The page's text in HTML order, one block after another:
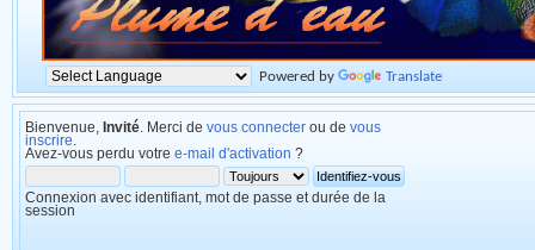
Powered by Translate
Bienvenue, Invité . Merci de vous connecter ou de vous
inscrire
Avez-vous perdu votre e-mail d'activation ?
Connexion avec identifiant, mot de passe et durée de la
session